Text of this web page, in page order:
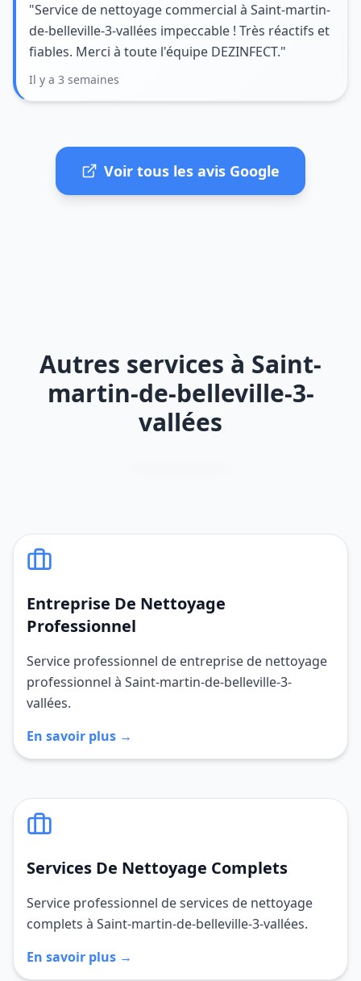
"Service de nettoyage commercial à Saint-martin-
de-belleville-3-vallées impeccable ! Très réactifs et
fiables. Merci à toute l'équipe DEZINFECT."
Il y a 3 semaines
Voir tous les avis Google
Autres services à Saint-
martin-de-belleville-3-
vallées
Entreprise De Nettoyage
Professionnel
Service professionnel de entreprise de nettoyage
professionnel à Saint-martin-de-belleville-3-
vallées.
En savoir plus →
Services De Nettoyage Complets
Service professionnel de services de nettoyage
complets à Saint-martin-de-belleville-3-vallées.
En savoir plus →